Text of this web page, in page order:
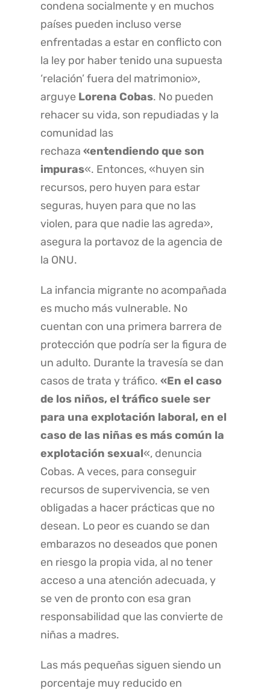
condena socialmente y en muchos
países pueden incluso verse
enfrentadas a estar en conflicto con
la ley por haber tenido una supuesta
‘relación’ fuera del matrimonio»,
arguye Lorena Cobas. No pueden
rehacer su vida, son repudiadas y la
comunidad las
rechaza«entendiendo que son
impuras«. Entonces, «huyen sin
recursos, pero huyen para estar
seguras, huyen para que no las
violen, para que nadie las agreda»,
asegura la portavoz de la agencia de
la ONU.
La infancia migrante no acompañada
es mucho más vulnerable. No
cuentan con una primera barrera de
protección que podría ser la figura de
un adulto. Durante la travesía se dan
casos de trata y tráfico.«En el caso
de los niños, el tráfico suele ser
para una explotación laboral, en el
caso de las niñas es más común la
explotación sexual«, denuncia
Cobas. A veces, para conseguir
recursos de supervivencia, se ven
obligadas a hacer prácticas que no
desean. Lo peor es cuando se dan
embarazos no deseados que ponen
en riesgo la propia vida, al no tener
acceso a una atención adecuada, y
se ven de pronto con esa gran
responsabilidad que las convierte de
niñas a madres.
Las más pequeñas siguen siendo un
porcentaje muy reducido en